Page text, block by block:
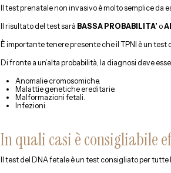
Il test prenatale non invasivo è molto semplice
Il risultato del test sarà BASSA PROBABILITA’ o
È importante tenere presente che il TPNI è un
Di fronte a un’alta probabilità, la diagnosi deve
Anomalie cromosomiche.
Malattie genetiche ereditarie.
Malformazioni fetali.
Infezioni.
In quali casi è consigliabile
Il test del DNA fetale è un test consigliato per